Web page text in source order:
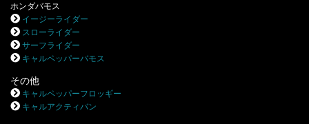
ホンダバモス
イージーライダー
スローライダー
サーフライダー
キャルペッパーバモス
その他
キャルペッパーフロッギー
キャルアクティバン